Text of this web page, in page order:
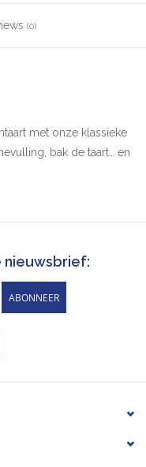
(0)
met onze klassieke
bak de taart… en
nieuwsbrief:
ABONNEER